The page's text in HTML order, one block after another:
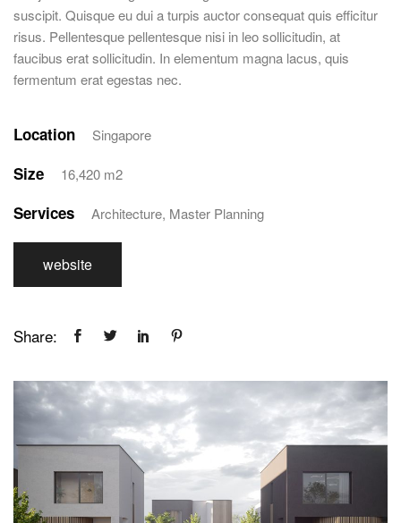
suscipit. Quisque eu dui a turpis auctor consequat quis efficitur
risus. Pellentesque pellentesque nisi in leo sollicitudin, at
faucibus erat sollicitudin. In elementum magna lacus, quis
fermentum erat egestas nec.
Location Singapore
Size 16,420 m2
Services Architecture, Master Planning
website
Share: